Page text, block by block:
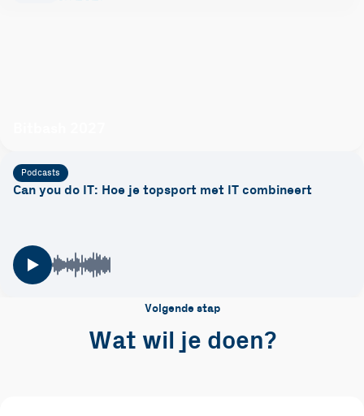
Podcasts
Can you do IT: Hoe je topsport met IT combineert
Volgende stap
Wat wil je doen?